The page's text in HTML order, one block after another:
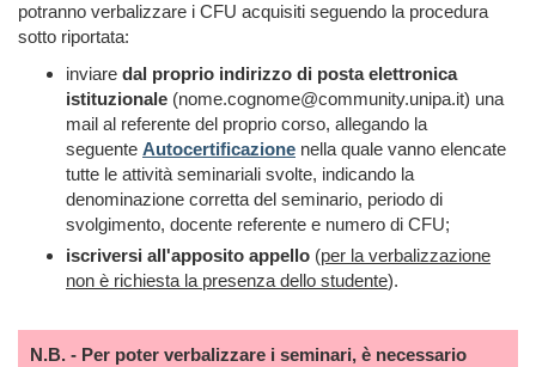
potranno verbalizzare i CFU acquisiti seguendo la procedura
sotto riportata:
inviare dal proprio indirizzo di posta elettronica
istituzionale (nome.cognome@community.unipa.it) una
mail al referente del proprio corso, allegando la
seguente Autocertificazione nella quale vanno elencate
tutte le attività seminariali svolte, indicando la
denominazione corretta del seminario, periodo di
svolgimento, docente referente e numero di CFU;
iscriversi all'apposito appello (per la verbalizzazione
non è richiesta la presenza dello studente).
N.B. - Per poter verbalizzare i seminari, è necessario